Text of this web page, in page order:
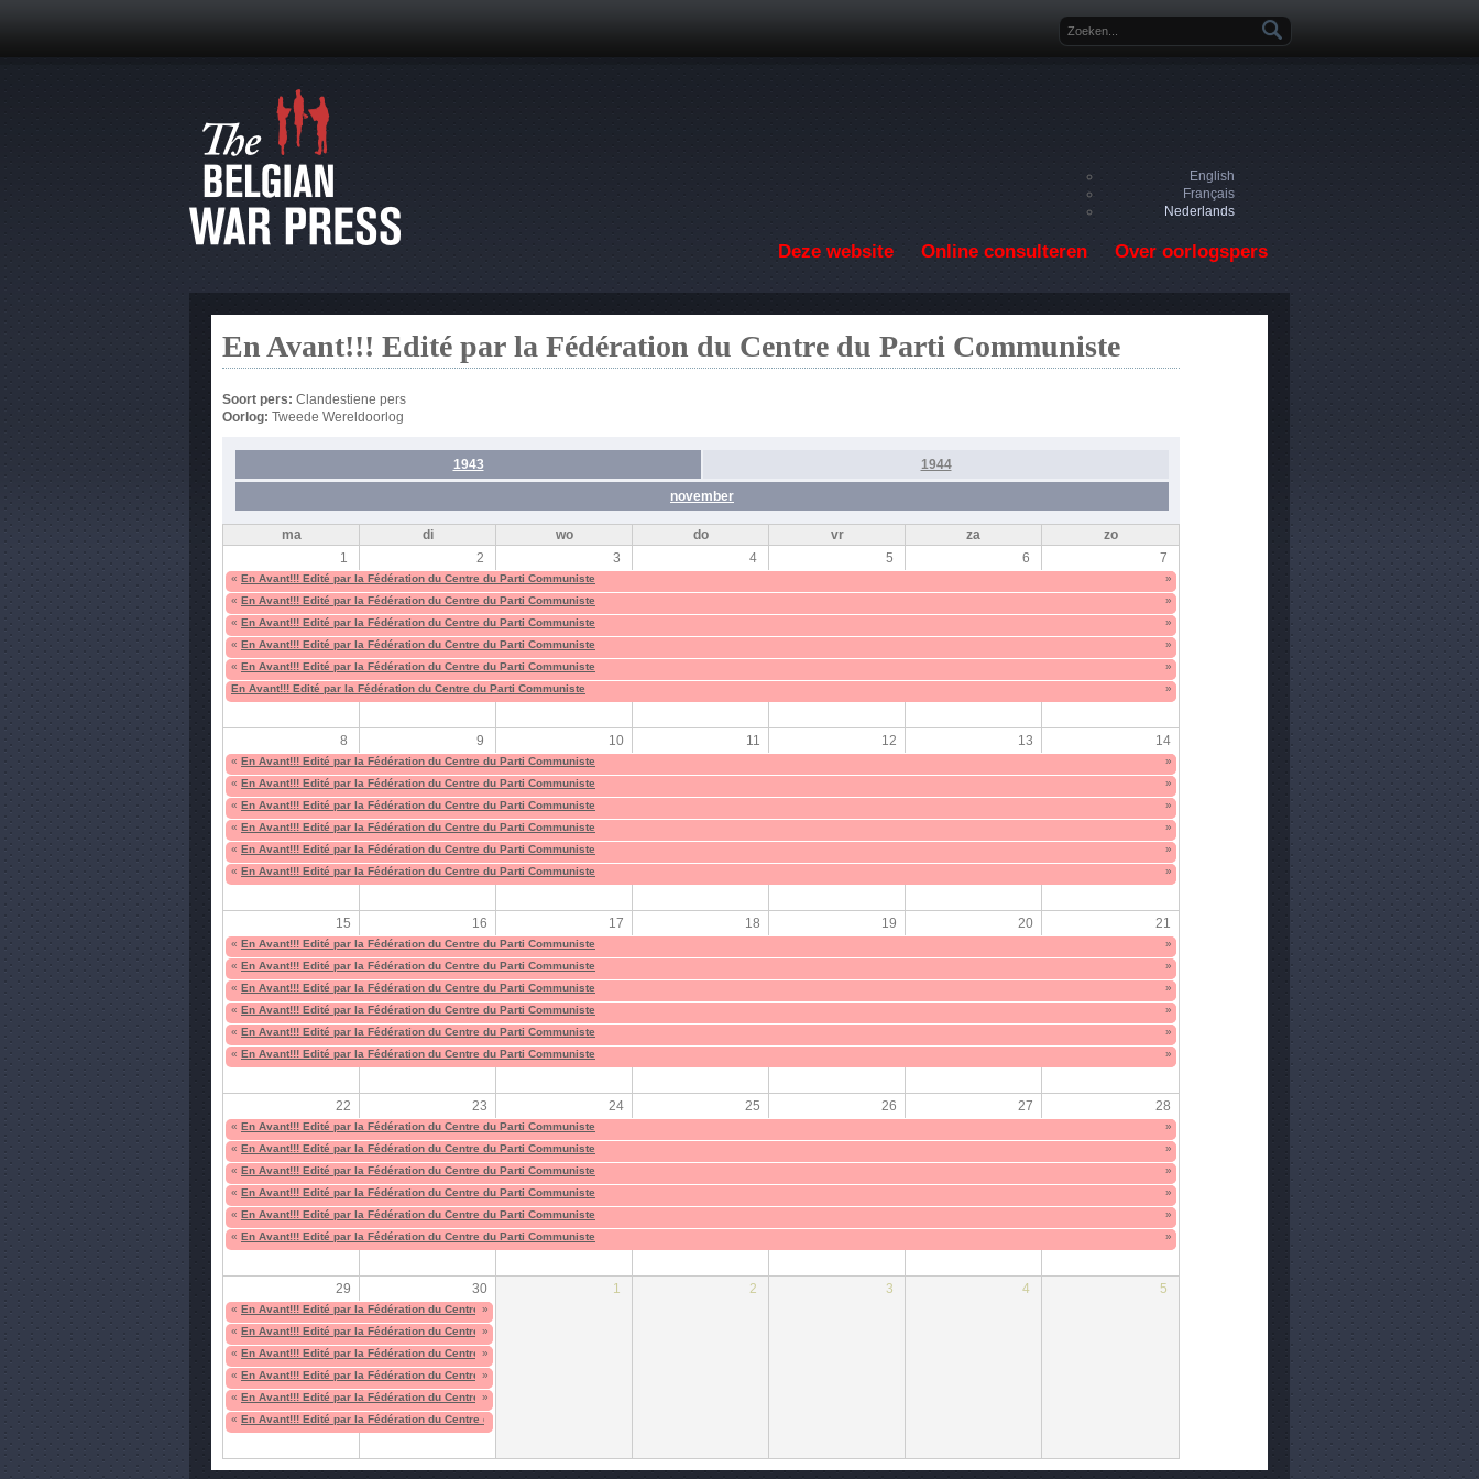
Zoekveld
English
Français
Nederlands
Deze website Online consulteren Over oorlogspers
En Avant!!! Edité par la Fédération du Centre du Parti Communiste
Soort pers: Clandestiene pers
Oorlog: Tweede Wereldoorlog
1943 1944
november
ma di wo do vr za
zo
1
2 3 4 5 6 7
« En Avant!!! Edité par la Fédération du Centre du Parti Communiste
»
« En Avant!!! Edité par la Fédération du Centre du Parti Communiste
»
« En Avant!!! Edité par la Fédération du Centre du Parti Communiste
»
« En Avant!!! Edité par la Fédération du Centre du Parti Communiste
»
« En Avant!!! Edité par la Fédération du Centre du Parti Communiste
»
En Avant!!! Edité par la Fédération du Centre du Parti Communiste
»
8 9 10 11 12 13 14
« En Avant!!! Edité par la Fédération du Centre du Parti Communiste
»
« En Avant!!! Edité par la Fédération du Centre du Parti Communiste
»
« En Avant!!! Edité par la Fédération du Centre du Parti Communiste
»
« En Avant!!! Edité par la Fédération du Centre du Parti Communiste
»
« En Avant!!! Edité par la Fédération du Centre du Parti Communiste
»
« En Avant!!! Edité par la Fédération du Centre du Parti Communiste »
15 16 17 18 19 20 21
« En Avant!!! Edité par la Fédération du Centre du Parti Communiste
»
« En Avant!!! Edité par la Fédération du Centre du Parti Communiste
»
« En Avant!!! Edité par la Fédération du Centre du Parti Communiste
»
« En Avant!!! Edité par la Fédération du Centre du Parti Communiste
»
« En Avant!!! Edité par la Fédération du Centre du Parti Communiste
»
« En Avant!!! Edité par la Fédération du Centre du Parti Communiste »
22 23 24 25 26 27 28
« En Avant!!! Edité par la Fédération du Centre du Parti Communiste
»
« En Avant!!! Edité par la Fédération du Centre du Parti Communiste
»
« En Avant!!! Edité par la Fédération du Centre du Parti Communiste
»
« En Avant!!! Edité par la Fédération du Centre du Parti Communiste
»
« En Avant!!! Edité par la Fédération du Centre du Parti Communiste
»
« En Avant!!! Edité par la Fédération du Centre du Parti Communiste »
29 30 1 2 3 4 5
« En Avant!!! Edité par la Fédération du Centre du Parti Communiste
»
« En Avant!!! Edité par la Fédération du Centre du Parti Communiste
»
« En Avant!!! Edité par la Fédération du Centre du Parti Communiste
»
« En Avant!!! Edité par la Fédération du Centre du Parti Communiste
»
« En Avant!!! Edité par la Fédération du Centre du Parti Communiste
»
« En Avant!!! Edité par la Fédération du Centre du Parti Communiste